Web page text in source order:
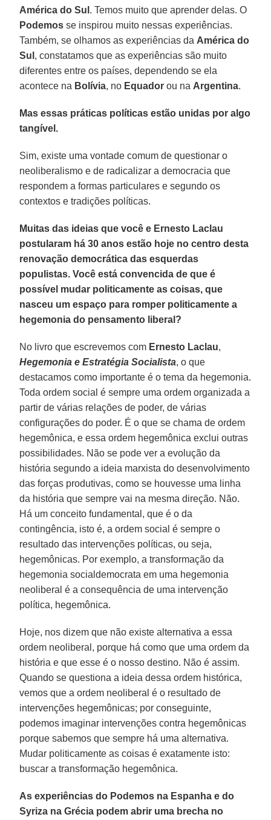
América do Sul . Temos muito que aprender delas. O
Podemos se inspirou muito nessas experiências.
Também, se olhamos as experiências da América do
Sul , constatamos que as experiências são muito
diferentes entre os países, dependendo se ela
acontece na Bolívia, no Equador ou na Argentina.
Mas essas práticas políticas estão unidas por algo
tangível.
Sim, existe uma vontade comum de questionar o
neoliberalismo e de radicalizar a democracia que
respondem a formas particulares e segundo os
contextos e tradições políticas.
Muitas das ideias que você e Ernesto Laclau
postularam há 30 anos estão hoje no centro desta
renovação democrática das esquerdas
populistas. Você está convencida de que é
possível mudar politicamente as coisas, que
nasceu um espaço para romper politicamente a
hegemonia do pensamento liberal?
No livro que escrevemos com Ernesto Laclau,
Hegemonia e Estratégia Socialista, o que
destacamos como importante é o tema da hegemonia.
Toda ordem social é sempre uma ordem organizada a
partir de várias relações de poder, de várias
configurações do poder. É o que se chama de ordem
hegemônica, e essa ordem hegemônica exclui outras
possibilidades. Não se pode ver a evolução da
história segundo a ideia marxista do desenvolvimento
das forças produtivas, como se houvesse uma linha
da história que sempre vai na mesma direção. Não.
Há um conceito fundamental, que é o da
contingência, isto é, a ordem social é sempre o
resultado das intervenções políticas, ou seja,
hegemônicas. Por exemplo, a transformação da
hegemonia socialdemocrata em uma hegemonia
neoliberal é a consequência de uma intervenção
política, hegemônica.
Hoje, nos dizem que não existe alternativa a essa
ordem neoliberal, porque há como que uma ordem da
história e que esse é o nosso destino. Não é assim.
Quando se questiona a ideia dessa ordem histórica,
vemos que a ordem neoliberal é o resultado de
intervenções hegemônicas; por conseguinte,
podemos imaginar intervenções contra hegemônicas
porque sabemos que sempre há uma alternativa.
Mudar politicamente as coisas é exatamente isto:
buscar a transformação hegemônica.
As experiências do Podemos na Espanha e do
Syriza na Grécia podem abrir uma brecha no